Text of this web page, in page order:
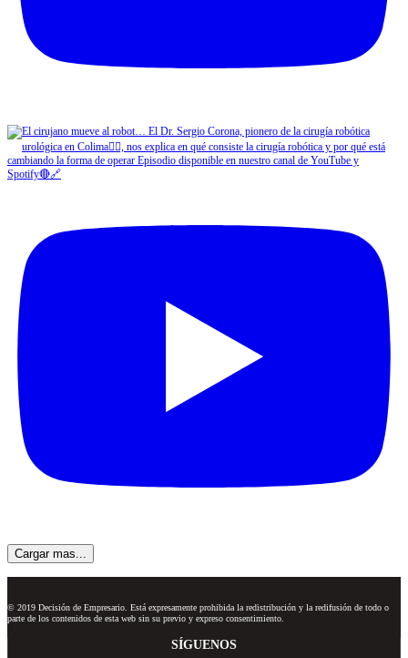
Cargar mas...
© 2019 Decisión de Empresario. Está expresamente prohibida la redistribución y la redifusión de todo o
parte de los contenidos de esta web sin su previo y expreso consentimiento.
SÍGUENOS